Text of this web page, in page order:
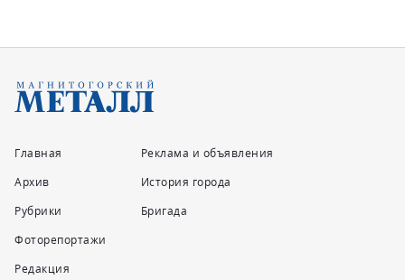
Главная
Архив
Рубрики
Фоторепортажи
Редакция
Реклама и объявления
История города
Бригада